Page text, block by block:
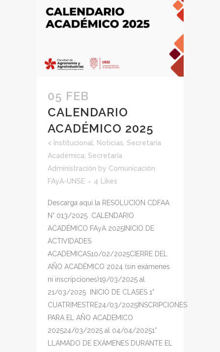
05 FEB
CALENDARIO
ACADÉMICO 2025
< Institucional, Noticias, Secretaría
Académica, Secretaría
Administración by Comunicación
FAyA-UNSE
4 Likes
Descarga aquí la RESOLUCION CDFAA
N° 013/2025 CALENDARIO
ACADÉMICO FAyA 2025INICIO DE
ACTIVIDADES
ACADEMICAS10/02/2025CIERRE DEL
AÑO ACADÉMICO 2024 (sin exámenes
ni inscripciones)19/03/2025 al
21/03/2025 INICIO DE CLASES 1°
CUATRIMESTRE24/03/2025INSCRIPCIONES
PARA EL AÑO ACADEMICO
202524/03/2025 al 04/04/20251°
LLAMADO DE EXÁMENES DURANTE EL